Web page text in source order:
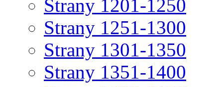
Strany 1201-1250
Strany 1251-1300
Strany 1301-1350
Strany 1351-1400